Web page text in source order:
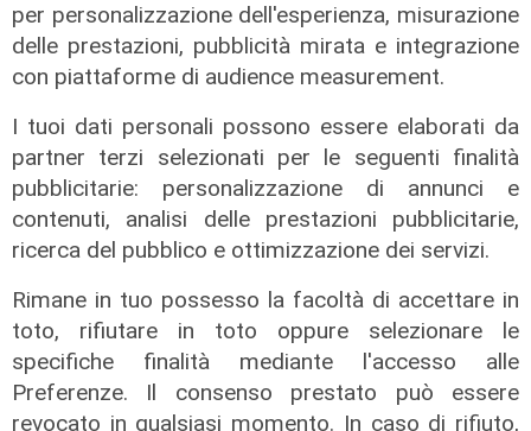
per personalizzazione dell'esperienza, misurazione
delle prestazioni, pubblicità mirata e integrazione
con piattaforme di audience measurement.
I tuoi dati personali possono essere elaborati da
partner terzi selezionati per le seguenti finalità
pubblicitarie: personalizzazione di annunci e
contenuti, analisi delle prestazioni pubblicitarie,
ricerca del pubblico e ottimizzazione dei servizi.
Rimane in tuo possesso la facoltà di accettare in
toto, rifiutare in toto oppure selezionare le
specifiche finalità mediante l'accesso alle
Preferenze. Il consenso prestato può essere
revocato in qualsiasi momento. In caso di rifiuto,
Addio
Mondo della musica in lutto, è
morto Francesco Guccini
06/08/2026
di F.S.